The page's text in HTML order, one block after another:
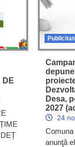
DE
Desa,
2027
24
anunţă